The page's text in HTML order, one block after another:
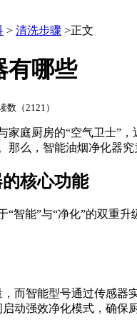
> 清洗步骤 >正文
有哪些
数（2121）
家庭厨房的“空气卫士”
那么，智能油烟净化器
核心功能
“智能”与“净化”的双重
而智能型号通过传感器
动强效净化模式，确保